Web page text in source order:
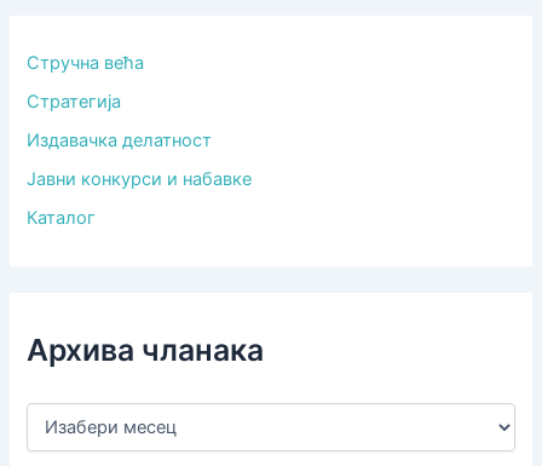
Стручна већа
Стратегија
Издавачка делатност
Јавни конкурси и набавке
Каталог
Архива чланака
А